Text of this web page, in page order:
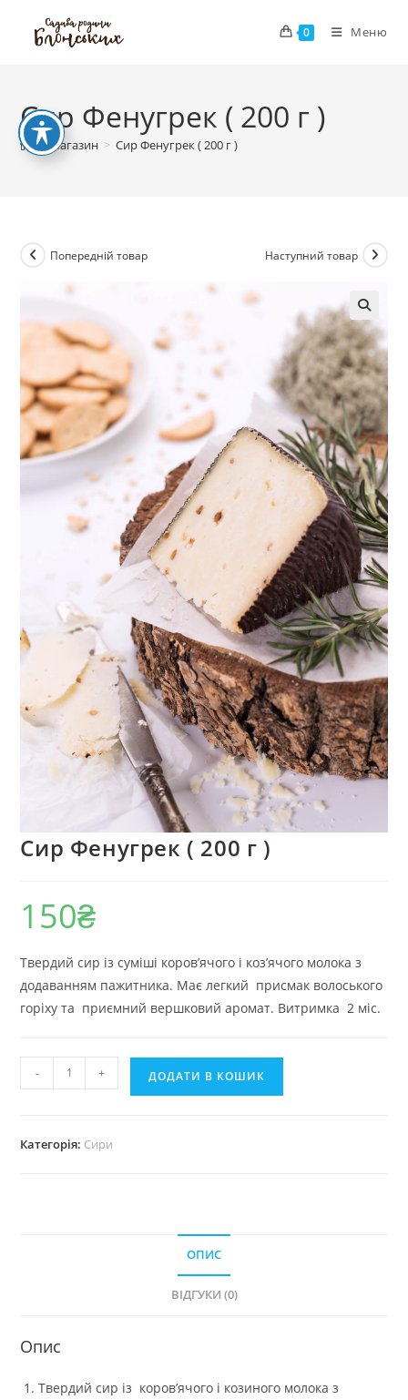
0 Меню
Сир Фенугрек ( 200 г )
> Магазин > Сир Фенугрек ( 200 г )
Попередній товар Наступний товар
Сир Фенугрек ( 200 г )
150₴
Твердий сир із суміші коров’ячого і коз’ячого молока з
додаванням пажитника. Має легкий присмак волоського
горіху та приємний вершковий аромат. Витримка 2 міс.
Фенугрек
- + ДОДАТИ В КОШИК
Категорія: Сири
ОПИС
ВІДГУКИ (0)
Опис
Твердий сир із коров’ячого і козиного молока з